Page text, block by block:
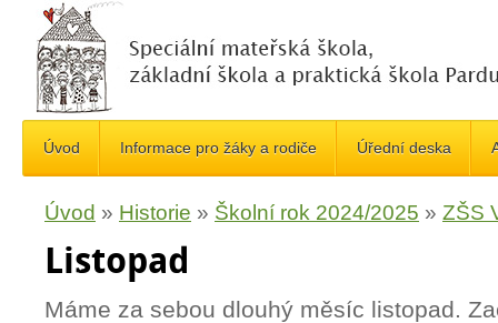
Úvod Informace pro žáky a rodiče Úřední deska
Úvod » Historie » Školní rok 2024/2025 » ZŠS
Listopad
Máme za sebou dlouhý měsíc listopad.